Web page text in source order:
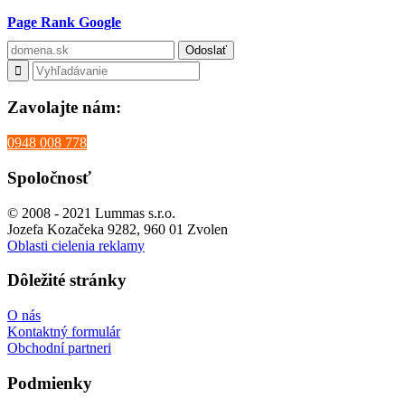
Page Rank Google
Zavolajte nám:
0948 008 778
Spoločnosť
© 2008 - 2021 Lummas s.r.o.
Jozefa Kozačeka 9282, 960 01 Zvolen
Oblasti cielenia reklamy
Dôležité stránky
O nás
Kontaktný formulár
Obchodní partneri
Podmienky